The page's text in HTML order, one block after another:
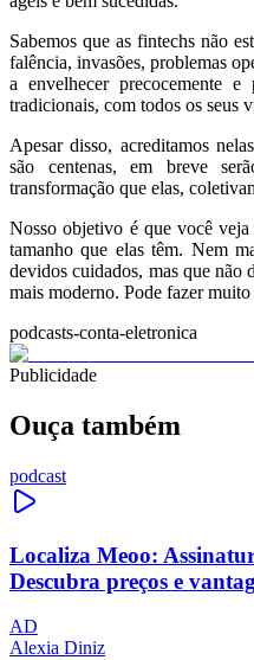
Sabemos que as fintechs não
falência, invasões, problemas
a envelhecer precocemente
tradicionais, com todos os seus
Apesar disso, acreditamos
são centenas, em breve
transformação que elas,
Nosso objetivo é que você
tamanho que elas têm. Nem
devidos cuidados, mas que não
mais moderno. Pode fazer
podcasts-conta-eletronica
Publicidade
Ouça também
podcast
Localiza Meoo:
Descubra preços e
AD
Alexia Diniz